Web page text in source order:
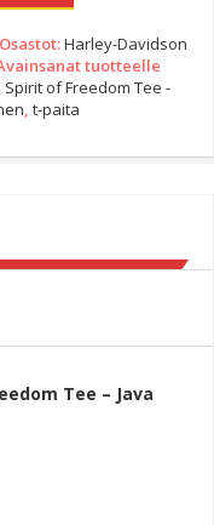
Osastot:Harley-Davidson
tuotteelle
of Freedom Tee -
, t-paita
Tee – Java